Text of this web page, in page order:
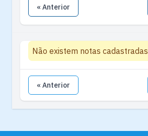
« Anterior
Não existem notas cadastradas
« Anterior